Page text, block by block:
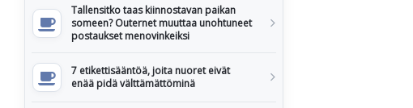
Tallensitko taas kiinnostavan paikan
someen? Outernet muuttaa unohtuneet
postaukset menovinkeiksi
7 etikettisääntöä, joita nuoret eivät
enää pidä välttämättöminä